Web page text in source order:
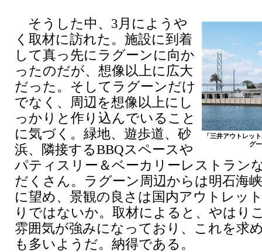
「三井アウトレッ
グ
そうした中、3月にようや
く取材に訪れた。施設に到着
して真っ先にラグーンに向か
ったのだが、想像以上に広大
だった。そしてラグーンだけ
でなく、周辺を想像以上にし
っかりと作り込んでいること
に気づく。緑地、遊歩道、砂
浜、隣接するBBQスペースや
パティスリー＆ベーカリーレストラン
だくさん。ラグーン周辺からは明石海
に望め、景観の良さは国内アウトレッ
りではないか。取材によると、やはり
雰囲気が強みになっており、これを求
も多いようだ。納得である。